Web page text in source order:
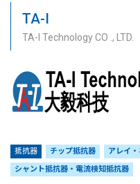
TA-I
TA-I Technology CO ., LTD.
抵抗器 チップ抵抗器
アレイ
シャント抵抗器・電流検知抵抗器